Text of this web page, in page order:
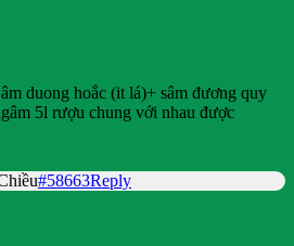
duong hoắc (it lá)+ sâm đương quy
5l rượu chung với nhau được
#58663Reply